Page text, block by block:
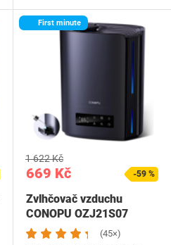
First minute
669 Kč
1 622 Kč
-59 %
Zvlhčovač vzduchu
CONOPU OZJ21S07
(45×)